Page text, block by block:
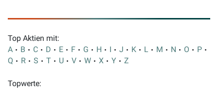
Top Aktien mit:
A
B C D E F G H I J K L M N O
P
Q
R S T U V W X Y Z
Topwerte: